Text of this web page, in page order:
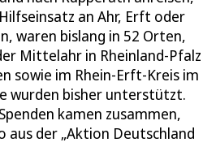
an Ahr, Erft oder
waren bislang in 52 Orten,
Mittelahr in Rheinland-Pfalz
sowie im Rhein-Erft-Kreis im
wurden bisher unterstützt.
kamen zusammen,
aus der „Aktion Deutschland